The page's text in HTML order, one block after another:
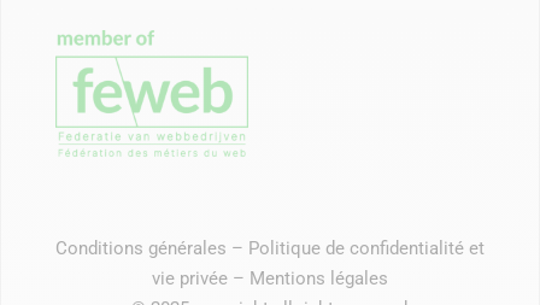
Conditions générales – Politique de confidentialité et
vie privée– Mentions légales